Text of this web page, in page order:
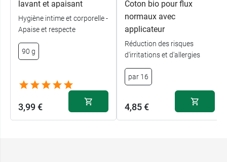
lavant et apaisant
Hygiène intime et corporelle -
Apaise et respecte
90 g
3,99 €
Coton bio pour flux
normaux avec
applicateur
Réduction des risques
d'irritations et d'allergies
par 16
4,85 €